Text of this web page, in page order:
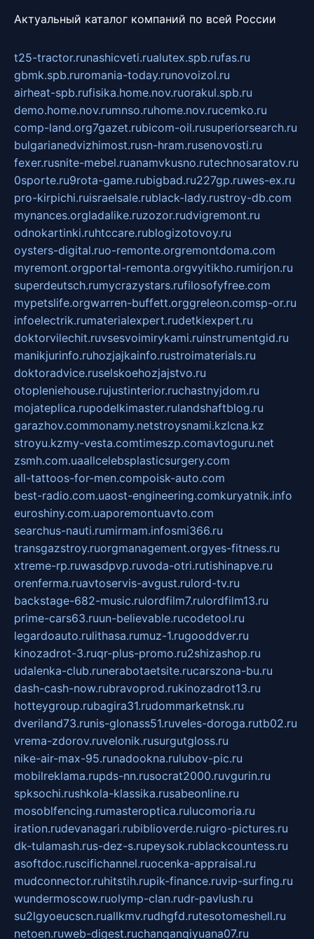
Актуальный каталог компаний по всей России
t25-tractor.runashicveti.rualutex.spb.rufas.ru
gbmk.spb.ruromania-today.runovoizol.ru
airheat-spb.rufisika.home.nov.ruorakul.spb.ru
demo.home.nov.rumnso.ruhome.nov.rucemko.ru
comp-land.org7gazet.rubicom-oil.rusuperiorsearch.ru
bulgarianedvizhimost.rusn-hram.rusenovosti.ru
fexer.rusnite-mebel.ruanamvkusno.rutechnosaratov.ru
0sporte.ru9rota-game.rubigbad.ru227gp.ruwes-ex.ru
pro-kirpichi.ruisraelsale.rublack-lady.rustroy-db.com
mynances.orgladalike.ruzozor.rudvigremont.ru
odnokartinki.ruhtccare.rublogizotovoy.ru
oysters-digital.ruo-remonte.orgremontdoma.com
myremont.orgportal-remonta.orgvyitikho.rumirjon.ru
superdeutsch.rumycrazystars.rufilosofyfree.com
mypetslife.orgwarren-buffett.orggreleon.comsp-or.ru
infoelectrik.rumaterialexpert.rudetkiexpert.ru
doktorvilechit.ruvsesvoimirykami.ruinstrumentgid.ru
manikjurinfo.ruhozjajkainfo.rustroimaterials.ru
doktoradvice.ruselskoehozjajstvo.ru
otopleniehouse.rujustinterior.ruchastnyjdom.ru
mojateplica.rupodelkimaster.rulandshaftblog.ru
garazhov.commonamy.netstroysnami.kzlcna.kz
stroyu.kzmy-vesta.comtimeszp.comavtoguru.net
zsmh.com.uaallcelebsplasticsurgery.com
all-tattoos-for-men.compoisk-auto.com
best-radio.com.uaost-engineering.comkuryatnik.info
euroshiny.com.uaporemontuavto.com
searchus-nauti.rumirmam.infosmi366.ru
transgazstroy.ruorgmanagement.orgyes-fitness.ru
xtreme-rp.ruwasdpvp.ruvoda-otri.rutishinapve.ru
orenferma.ruavtoservis-avgust.rulord-tv.ru
backstage-682-music.rulordfilm7.rulordfilm13.ru
prime-cars63.ruun-believable.rucodetool.ru
legardoauto.rulithasa.rumuz-1.rugooddver.ru
kinozadrot-3.ruqr-plus-promo.ru2shizashop.ru
udalenka-club.runerabotaetsite.rucarszona-bu.ru
dash-cash-now.rubravoprod.rukinozadrot13.ru
hotteygroup.rubagira31.rudommarketnsk.ru
dveriland73.runis-glonass51.ruveles-doroga.rutb02.ru
vrema-zdorov.ruvelonik.rusurgutgloss.ru
nike-air-max-95.runadookna.rulubov-pic.ru
mobilreklama.rupds-nn.rusocrat2000.ruvgurin.ru
spksochi.rushkola-klassika.rusabeonline.ru
mosoblfencing.rumasteroptica.rulucomoria.ru
iration.rudevanagari.rubiblioverde.ruigro-pictures.ru
dk-tulamash.rus-dez-s.rupeysok.rublackcountess.ru
asoftdoc.ruscifichannel.ruocenka-appraisal.ru
mudconnector.ruhitstih.rupik-finance.ruvip-surfing.ru
wundermoscow.ruolymp-clan.rudr-pavlush.ru
su2lgyoeucscn.ruallkmv.rudhgfd.rutesotomeshell.ru
netoen.ruweb-digest.ruchanganqiyuana07.ru